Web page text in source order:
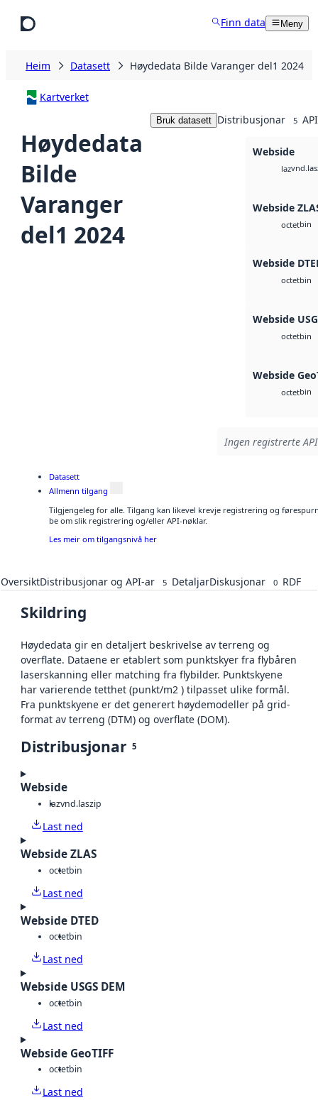
Finn data Meny
Heim Datasett Høydedata Bilde Varanger del1 2024
Kartverket
Høydedata
Bilde
Varanger
del1 2024
Bruk datasett Distribusjonar 5
Webside
laz
Webside
octetbin
Webside
octetbin
Webside
octetbin
Webside
octetbin
Ingen registrerte
Datasett
Allmenn tilgang
Tilgjengeleg for alle. Tilgang kan likevel krevje registrering og
be om slik registrering og/eller API-nøklar.
Les meir om tilgangsnivå her
OversiktDistribusjonar og API-ar 5 DetaljarDiskusjonar 0 RDF
Skildring
Høydedata gir en detaljert beskrivelse av terreng og
overflate. Dataene er etablert som punktskyer fra flybåren
laserskanning eller matching fra flybilder. Punktskyene
har varierende tetthet (punkt/m2 ) tilpasset ulike formål.
Fra punktskyene er det generert høydemodeller på grid-
format av terreng (DTM) og overflate (DOM).
Distribusjonar 5
Webside
lazvnd.laszip
Last ned
Webside ZLAS
octetbin
Last ned
Webside DTED
octetbin
Last ned
Webside USGS DEM
octetbin
Last ned
Webside GeoTIFF
octetbin
Last ned